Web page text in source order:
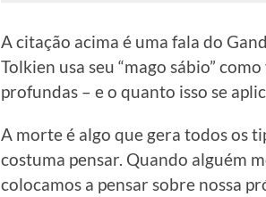
A citação acima é uma fala do
Tolkien usa seu “mago sábio”
profundas – e o quanto isso se
A morte é algo que gera todos os
costuma pensar. Quando alguém
colocamos a pensar sobre nossa